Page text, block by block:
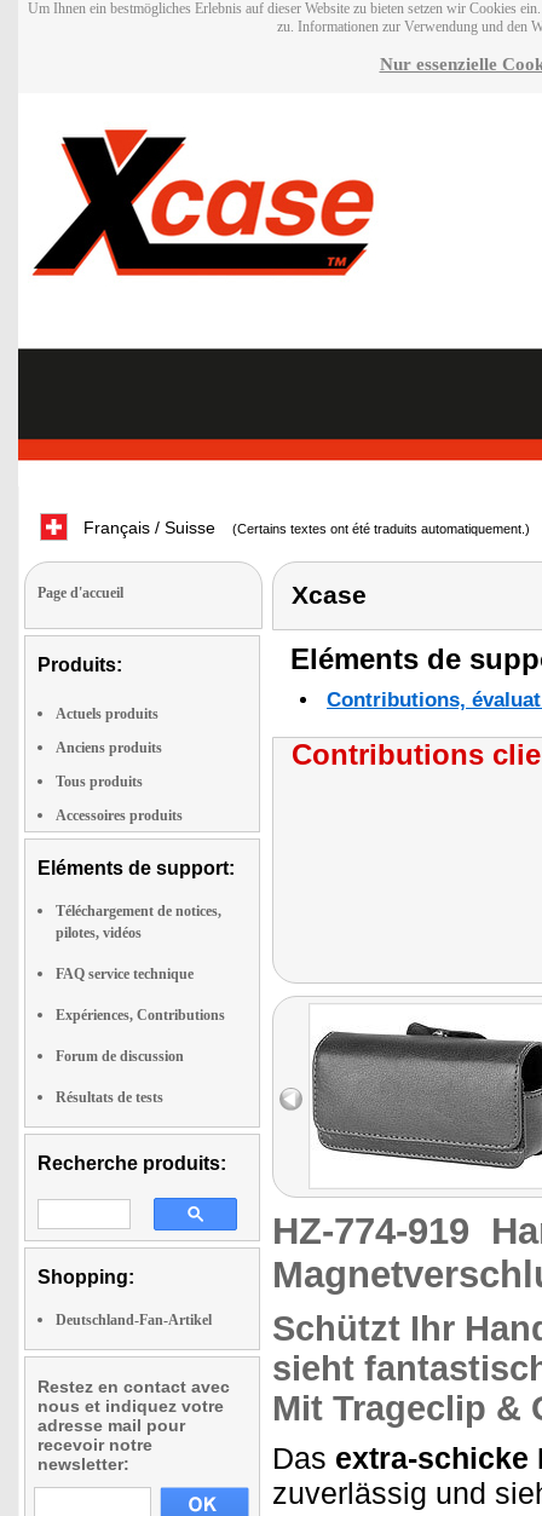
Um Ihnen ein bestmögliches Erlebnis auf dieser Website zu bieten setzen wir Cookies
zu. Informationen zur Verwendung und den
Nur essenzielle
Français / Suisse (Certains textes ont été traduits automatiquement.)
Page d'accueil
Produits:
Actuels produits
Anciens produits
Tous produits
Accessoires produits
Eléments de support:
Téléchargement de notices,
pilotes, vidéos
FAQ service technique
Expériences, Contributions
Forum de discussion
Résultats de tests
Recherche produits:
Shopping:
Deutschland-Fan-Artikel
Restez en contact avec
nous et indiquez votre
adresse mail pour
recevoir notre
newsletter:
Xcase
Eléments de
Contributions,
Contributions
HZ-774-919
Schützt Ihr
sieht
Mit Trageclip &
Das extra-schicke
zuverlässig und